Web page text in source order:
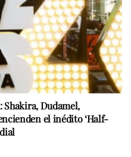
Shakira, Dudamel,
el inédito ‘Half-